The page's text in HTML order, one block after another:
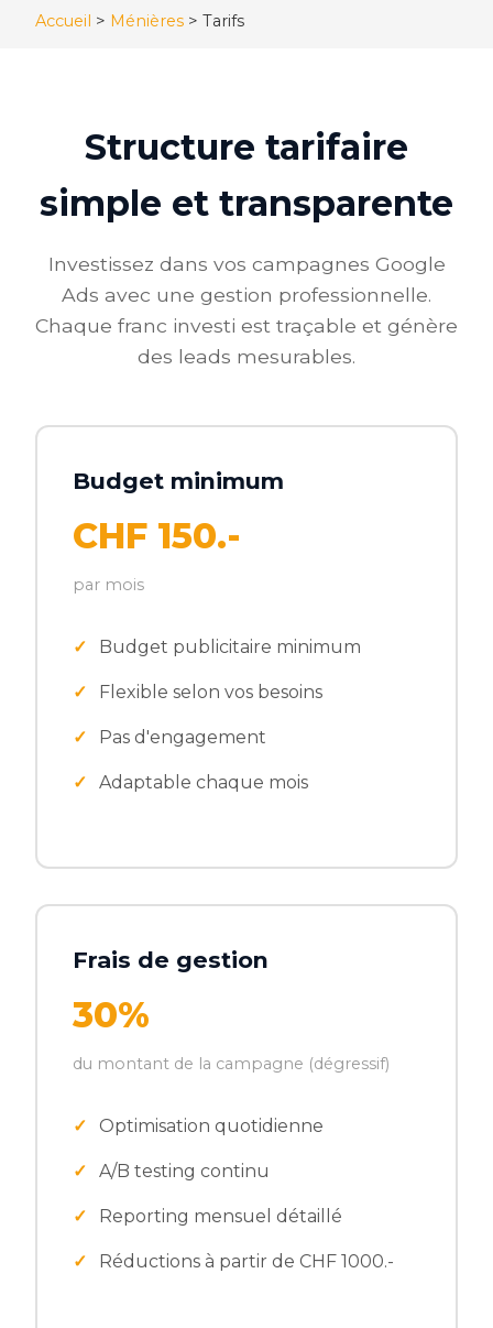
Accueil > Ménières > Tarifs
Structure tarifaire
simple et transparente
Investissez dans vos campagnes Google
Ads avec une gestion professionnelle.
Chaque franc investi est traçable et génère
des leads mesurables.
Budget minimum
CHF 150.-
par mois
Budget publicitaire minimum
Flexible selon vos besoins
Pas d'engagement
Adaptable chaque mois
Frais de gestion
30%
du montant de la campagne (dégressif)
Optimisation quotidienne
A/B testing continu
Reporting mensuel détaillé
Réductions à partir de CHF 1000.-